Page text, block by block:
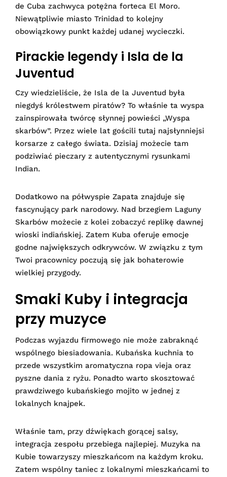
de Cuba zachwyca potężna forteca El Moro.
Niewątpliwie miasto Trinidad to kolejny
obowiązkowy punkt każdej udanej wycieczki.
Pirackie legendy i Isla de la
Juventud
Czy wiedzieliście, że Isla de la Juventud była
niegdyś królestwem piratów? To właśnie ta wyspa
zainspirowała twórcę słynnej powieści „Wyspa
skarbów”. Przez wiele lat gościli tutaj najsłynniejsi
korsarze z całego świata. Dzisiaj możecie tam
podziwiać pieczary z autentycznymi rysunkami
Indian.
Dodatkowo na półwyspie Zapata znajduje się
fascynujący park narodowy. Nad brzegiem Laguny
Skarbów możecie z kolei zobaczyć replikę dawnej
wioski indiańskiej. Zatem Kuba oferuje emocje
godne największych odkrywców. W związku z tym
Twoi pracownicy poczują się jak bohaterowie
wielkiej przygody.
Smaki Kuby i integracja
przy muzyce
Podczas wyjazdu firmowego nie może zabraknąć
wspólnego biesiadowania. Kubańska kuchnia to
przede wszystkim aromatyczna ropa vieja oraz
pyszne dania z ryżu. Ponadto warto skosztować
prawdziwego kubańskiego mojito w jednej z
lokalnych knajpek.
Właśnie tam, przy dźwiękach gorącej salsy,
integracja zespołu przebiega najlepiej. Muzyka na
Kubie towarzyszy mieszkańcom na każdym kroku.
Zatem wspólny taniec z lokalnymi mieszkańcami to